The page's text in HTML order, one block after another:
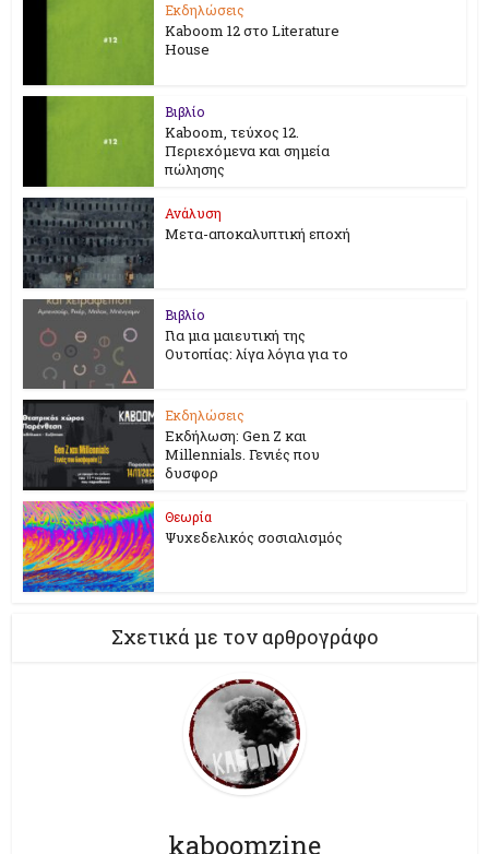
Εκδηλώσεις
Kaboom 12 στο Literature
House
Βιβλίο
Kaboom, τεύχος 12.
Περιεχόμενα και σημεία
πώλησης
Ανάλυση
Μετα-αποκαλυπτική εποχή
Βιβλίο
Για μια μαιευτική της
Ουτοπίας: λίγα λόγια για το
Εκδηλώσεις
Εκδήλωση: Gen Z και
Millennials. Γενιές που
δυσφορ
Θεωρία
Ψυχεδελικός σοσιαλισμός
Σχετικά με τον αρθρογράφο
kaboomzine